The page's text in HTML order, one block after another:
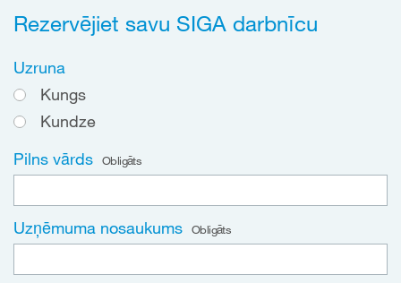
Rezervējiet savu SIGA darbnīcu
Uzruna
Kungs
Kundze
Pilns vārds
Obligāts
Uzņēmuma nosaukums Obligāts